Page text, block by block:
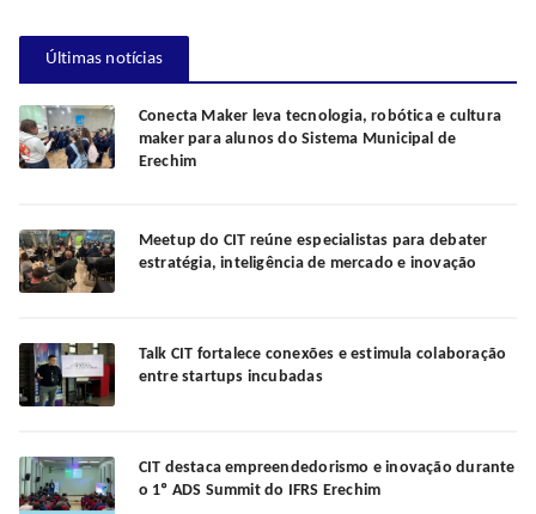
Últimas notícias
Conecta Maker leva tecnologia, robótica e cultura
maker para alunos do Sistema Municipal de
Erechim
Meetup do CIT reúne especialistas para debater
estratégia, inteligência de mercado e inovação
Talk CIT fortalece conexões e estimula colaboração
entre startups incubadas
CIT destaca empreendedorismo e inovação durante
o 1º ADS Summit do IFRS Erechim